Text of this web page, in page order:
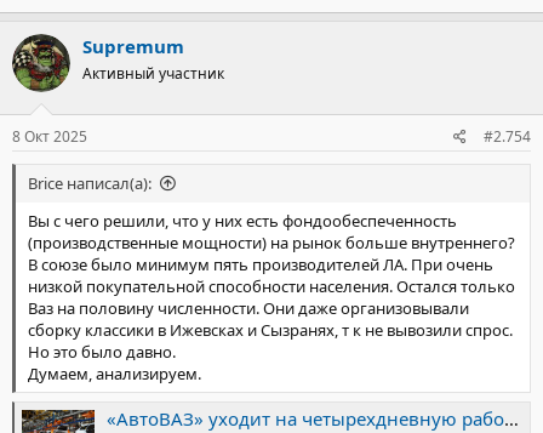
Supremum
Активный участник
8 Окт 2025 #2.754
Brice написал(а):
Вы с чего решили, что у них есть фондообеспеченность
(производственные мощности) на рынок больше внутреннего?
В союзе было минимум пять производителей ЛА. При очень
низкой покупательной способности населения. Остался только
Ваз на половину численности. Они даже организовывали
сборку классики в Ижевсках и Сызранях, т к не вывозили спрос.
Но это было давно.
Думаем, анализируем.
«АвтоВАЗ» уходит на четырехдневную рабочую неделю